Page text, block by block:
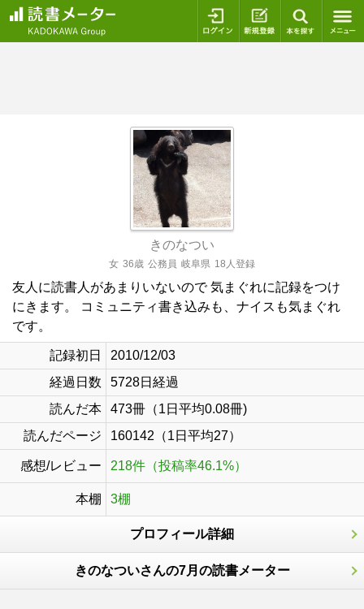
ログイン 新規登録
きのなつい
女 36歳 公務員 岐阜県 18人登録
友人に読書人があまりいないので 気まぐれに記録をつけ
にきます。 コミュニティ書き込みも、ナイスも気まぐれ
です。
記録初日
2010/12/03
経過日数
5728日経過
読んだ本
473冊（1日平均0.08冊)
読んだページ
160142（1日平均27）
感想/レビュー 218件（投稿率46.1%）
本棚 3棚
プロフィール詳細
きのなついさんの7月の読書メーター